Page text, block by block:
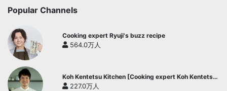
Popular Channels
Cooking expert Ryuji's buzz recipe
564.0万人
Koh Kentetsu Kitchen [Cooking expert Koh Kentetsu
official channel]
227.0万人